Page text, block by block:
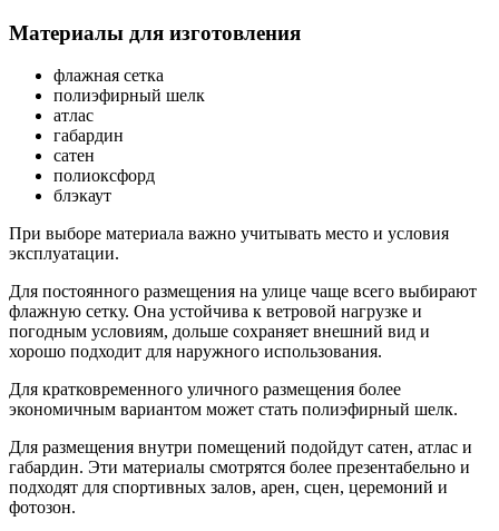
Материалы для изготовления
флажная сетка
полиэфирный шелк
атлас
габардин
сатен
полиоксфорд
блэкаут
При выборе материала важно учитывать место и условия
эксплуатации.
Для постоянного размещения на улице чаще всего выбирают
флажную сетку. Она устойчива к ветровой нагрузке и
погодным условиям, дольше сохраняет внешний вид и
хорошо подходит для наружного использования.
Для кратковременного уличного размещения более
экономичным вариантом может стать полиэфирный шелк.
Для размещения внутри помещений подойдут сатен, атлас и
габардин. Эти материалы смотрятся более презентабельно и
подходят для спортивных залов, арен, сцен, церемоний и
фотозон.